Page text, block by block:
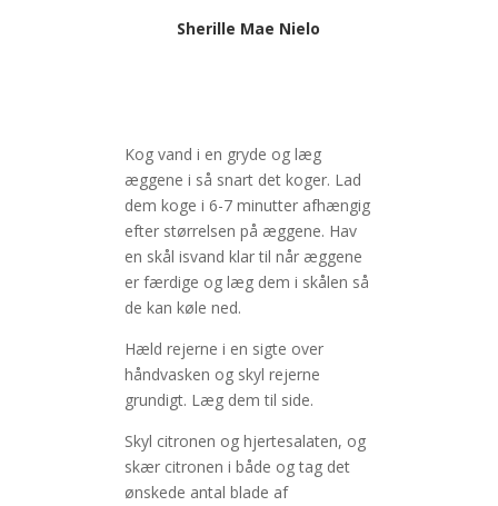
Sherille Mae Nielo
Kog vand i en gryde og læg
æggene i så snart det koger. Lad
dem koge i 6-7 minutter afhængig
efter størrelsen på æggene. Hav
en skål isvand klar til når æggene
er færdige og læg dem i skålen så
de kan køle ned.
Hæld rejerne i en sigte over
håndvasken og skyl rejerne
grundigt. Læg dem til side.
Skyl citronen og hjertesalaten, og
skær citronen i både og tag det
ønskede antal blade af